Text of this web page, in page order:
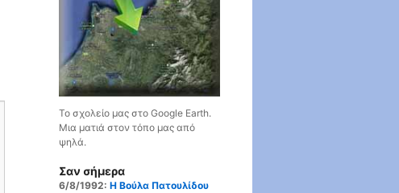
Το σχολείο μας στο Google Earth.
Μια ματιά στον τόπο μας από
ψηλά.
Σαν σήμερα
6/8/1992: Η Βούλα Πατουλίδου